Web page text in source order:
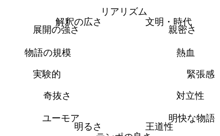
リアリズム
文明・時代
親密さ
熱血
緊張感
対立性
明快な物語
王道性
明るさ
ユーモア
奇抜さ
実験的
物語の規模
展開の強さ
解釈の広さ